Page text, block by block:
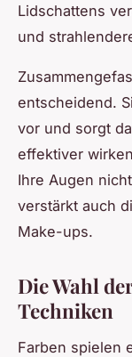
Lidschattens
und
entscheidend.
vor und sorgt
effektiver
Ihre Augen
verstärkt auch
Make-ups.
Die Wahl
Techniken
Farben spielen